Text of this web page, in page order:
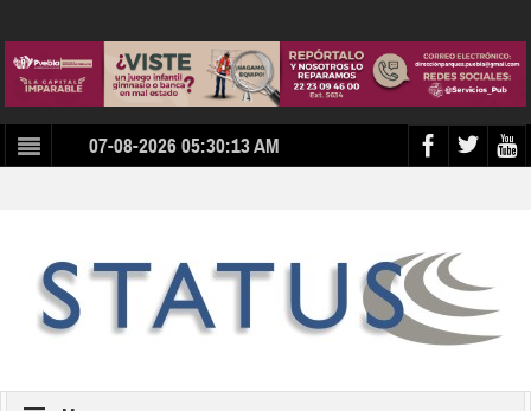
07-08-2026 05:30:13 AM